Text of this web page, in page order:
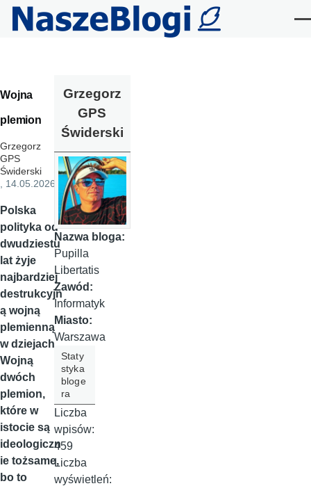
Przejdź do treści
Wojna
plemion
Grzegorz
GPS
Świderski
, 14.05.2026
Polska
polityka od
dwudziestu
lat żyje
najbardziej
destrukcyjn
ą wojną
plemienną
w dziejach.
Wojną
dwóch
plemion,
które w
istocie są
ideologiczn
ie tożsame,
bo to
Grzegorz
GPS
Świderski
Nazwa bloga:
Pupilla
Libertatis
Zawód:
Informatyk
Miasto:
Warszawa
Staty
styka
bloge
ra
Liczba
wpisów:
459
Liczba
wyświetleń: